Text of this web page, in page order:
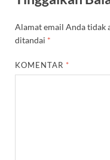
Alamat email Anda tidak
ditandai *
KOMENTAR *